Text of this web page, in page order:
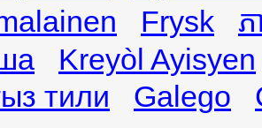
Frysk
ភ
Kreyòl Ayisyen
тили
Galego